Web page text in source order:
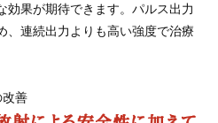
効果が期待できます。パルス出力
、連続出力よりも高い強度で治療
善